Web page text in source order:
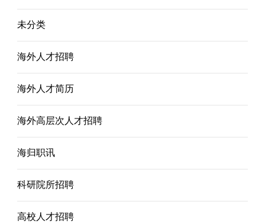
未分类
海外人才招聘
海外人才简历
海外高层次人才招聘
海归职讯
科研院所招聘
高校人才招聘